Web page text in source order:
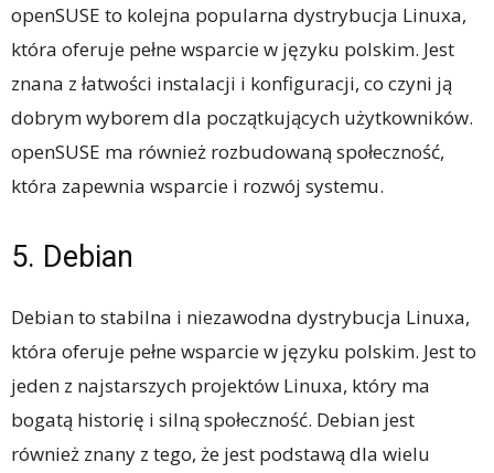
openSUSE to kolejna popularna dystrybucja Linuxa,
która oferuje pełne wsparcie w języku polskim. Jest
znana z łatwości instalacji i konfiguracji, co czyni ją
dobrym wyborem dla początkujących użytkowników.
openSUSE ma również rozbudowaną społeczność,
która zapewnia wsparcie i rozwój systemu.
5. Debian
Debian to stabilna i niezawodna dystrybucja Linuxa,
która oferuje pełne wsparcie w języku polskim. Jest to
jeden z najstarszych projektów Linuxa, który ma
bogatą historię i silną społeczność. Debian jest
również znany z tego, że jest podstawą dla wielu